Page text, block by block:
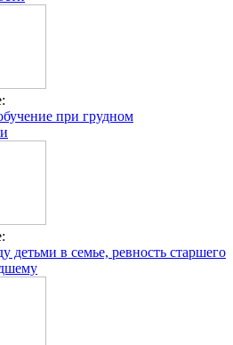
при грудном
детьми в семье, ревность старшего